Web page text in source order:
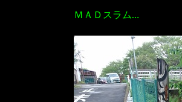
ＭＡＤスラム…